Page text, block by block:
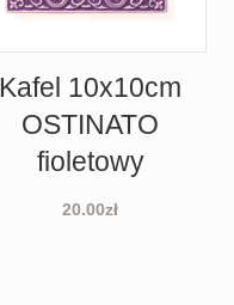
Kafel 10x10cm
OSTINATO
fioletowy
20.00zł